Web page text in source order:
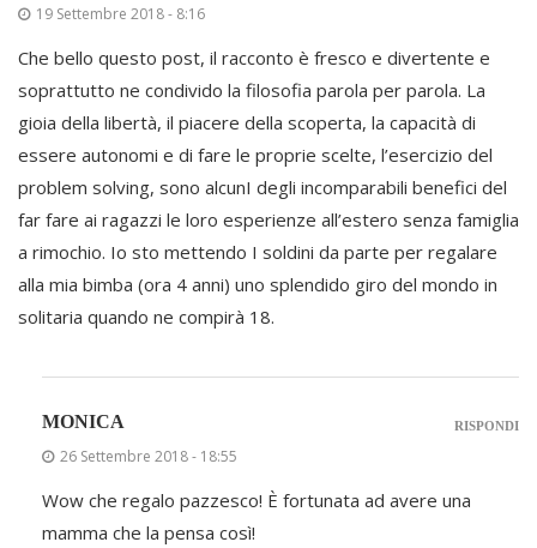
19 Settembre 2018 - 8:16
Che bello questo post, il racconto è fresco e divertente e
soprattutto ne condivido la filosofia parola per parola. La
gioia della libertà, il piacere della scoperta, la capacità di
essere autonomi e di fare le proprie scelte, l’esercizio del
problem solving, sono alcunI degli incomparabili benefici del
far fare ai ragazzi le loro esperienze all’estero senza famiglia
a rimochio. Io sto mettendo I soldini da parte per regalare
alla mia bimba (ora 4 anni) uno splendido giro del mondo in
solitaria quando ne compirà 18.
MONICA
26 Settembre 2018 - 18:55
Wow che regalo pazzesco! È fortunata ad avere una
mamma che la pensa così!
RISPONDI